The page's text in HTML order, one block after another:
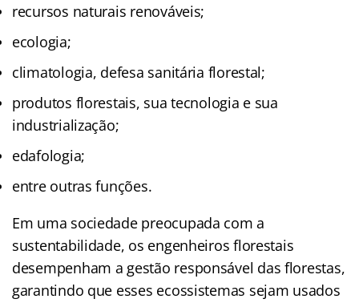
recursos naturais renováveis;
ecologia;
climatologia, defesa sanitária florestal;
produtos florestais, sua tecnologia e sua
industrialização;
edafologia;
entre outras funções.
Em uma sociedade preocupada com a
sustentabilidade, os engenheiros florestais
desempenham a gestão responsável das florestas,
garantindo que esses ecossistemas sejam usados